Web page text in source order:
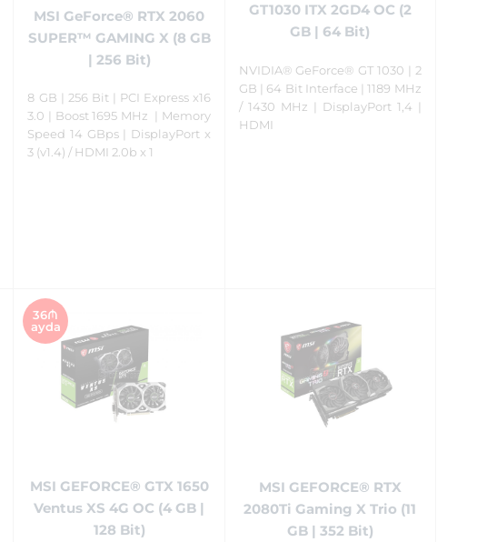
MSI GeForce® RTX 2060
SUPER™ GAMING X (8 GB
| 256 Bit)
8 GB | 256 Bit | PCI Express x16
3.0 | Boost 1695 MHz | Memory
Speed 14 GBps | DisplayPort x
3 (v1.4) / HDMI 2.0b x 1
GT1030 ITX 2GD4 OC (2
GB | 64 Bit)
NVIDIA® GeForce® GT 1030 | 2
GB | 64 Bit Interface | 1189 MHz
/ 1430 MHz | DisplayPort 1,4 |
HDMI
36₼
ayda
MSI GEFORCE® GTX 1650
Ventus XS 4G OC (4 GB |
128 Bit)
MSI GEFORCE® RTX
2080Ti Gaming X Trio (11
GB | 352 Bit)